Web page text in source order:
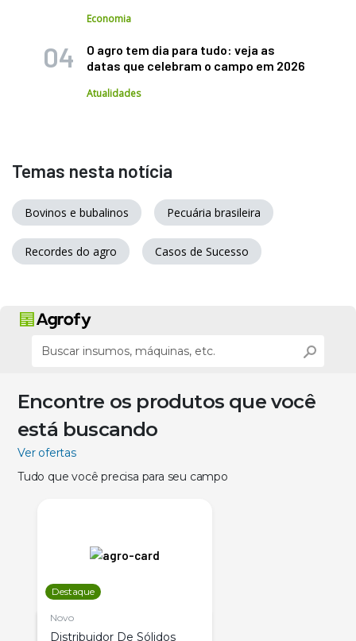
Economia
O agro tem dia para tudo: veja as
datas que celebram o campo em 2026
Atualidades
Temas nesta notícia
Bovinos e bubalinos Pecuária brasileira
Recordes do agro Casos de Sucesso
Encontre os produtos que você
está buscando
Ver ofertas
Tudo que você precisa para seu campo
Destaque
Novo
Distribuidor De Sólidos